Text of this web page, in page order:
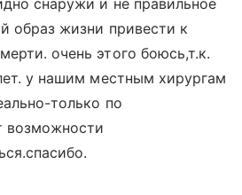
снаружи и не правильное
образ жизни привести к
очень этого боюсь,т.к.
у нашим местным хирургам
только по
возможности